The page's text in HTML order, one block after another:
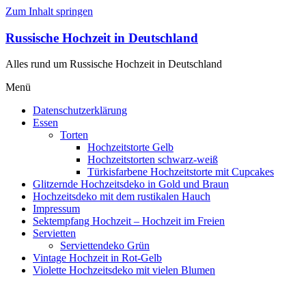
Zum Inhalt springen
Russische Hochzeit in Deutschland
Alles rund um Russische Hochzeit in Deutschland
Menü
Datenschutzerklärung
Essen
Torten
Hochzeitstorte Gelb
Hochzeitstorten schwarz-weiß
Türkisfarbene Hochzeitstorte mit Cupcakes
Glitzernde Hochzeitsdeko in Gold und Braun
Hochzeitsdeko mit dem rustikalen Hauch
Impressum
Sektempfang Hochzeit – Hochzeit im Freien
Servietten
Serviettendeko Grün
Vintage Hochzeit in Rot-Gelb
Violette Hochzeitsdeko mit vielen Blumen